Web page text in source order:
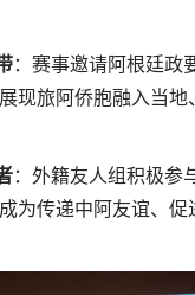
：赛事邀请阿根廷政
现旅阿侨胞融入当地
：外籍友人组积极参
为传递中阿友谊、促